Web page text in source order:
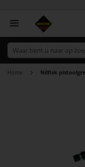
Home Nilfisk